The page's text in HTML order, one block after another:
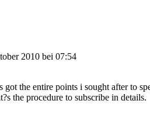
2010 bei 07:54
got the entire points i sought after to
the procedure to subscribe in details.